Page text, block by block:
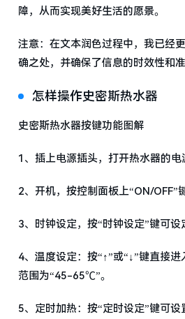
障，从而实现美好生活的愿景。
注意：在文本润色过程中，我已经
确之处，并确保了信息的时效性和准
怎样操作史密斯热水器
史密斯热水器按键功能图解
1、插上电源插头，打开热水器的电
2、开机，按控制面板上“ON/OFF”
3、时钟设定，按“时钟设定”键可设
4、温度设定：按“↑”或“↓”键直接
范围为“45-65℃”。
5、定时加热：按“定时设定”键可设